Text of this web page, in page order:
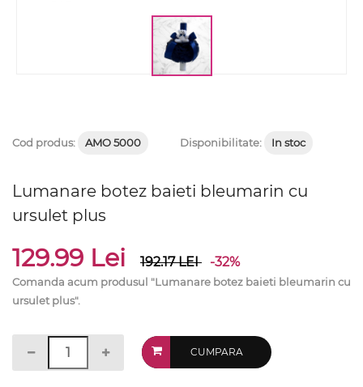
Cod produs: AMO 5000 Disponibilitate: In stoc
Lumanare botez baieti bleumarin cu
ursulet plus
129.99 Lei 192.17LEI -32%
Comanda acum produsul "Lumanare botez baieti bleumarin cu
ursulet plus".
CUMPARA